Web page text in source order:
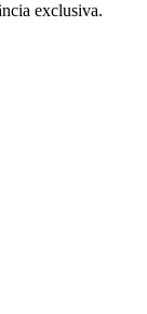
exclusiva.